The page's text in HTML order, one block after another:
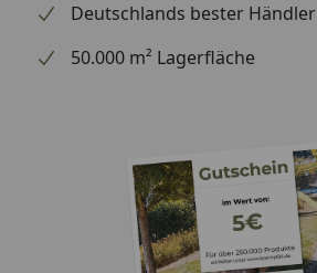
Deutschlands bester Händler
50.000 m² Lagerfläche